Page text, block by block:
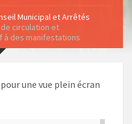
Municipal et Arrêtés
de circulation et
des manifestations
pour une vue plein écran